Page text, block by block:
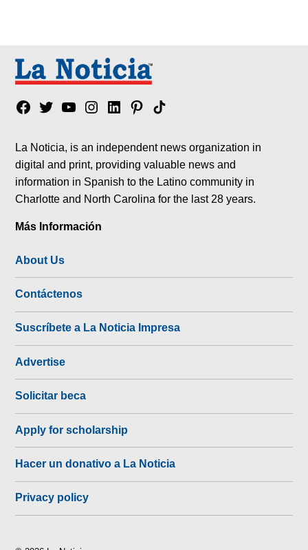
Facebook
TwitterYouTubeInstagram
LinkedinPinterest
Tik
La Noticia, is an independent news organization in
digital and print, providing valuable news and
information in Spanish to the Latino community in
Charlotte and North Carolina for the last 28 years.
Más Información
About Us
Contáctenos
Suscríbete a La Noticia Impresa
Advertise
Solicitar beca
Apply for scholarship
Hacer un donativo a La Noticia
Privacy policy